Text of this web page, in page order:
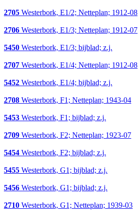
2705 Westerbork, E1/2; Netteplan; 1912-08
2706 Westerbork, E1/3; Netteplan; 1912-07
5450 Westerbork, E1/3; bijblad; z.j.
2707 Westerbork, E1/4; Netteplan; 1912-08
5452 Westerbork, E1/4; bijblad; z.j.
2708 Westerbork, F1; Netteplan; 1943-04
5453 Westerbork, F1; bijblad; z.j.
2709 Westerbork, F2; Netteplan; 1923-07
5454 Westerbork, F2; bijblad; z.j.
5455 Westerbork, G1; bijblad; z.j.
5456 Westerbork, G1; bijblad; z.j.
2710 Westerbork, G1; Netteplan; 1939-03